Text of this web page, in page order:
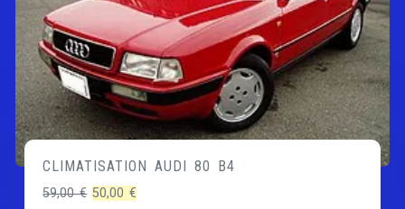
CLIMATISATION AUDI 80 B4
59,00€ Le
50,00€